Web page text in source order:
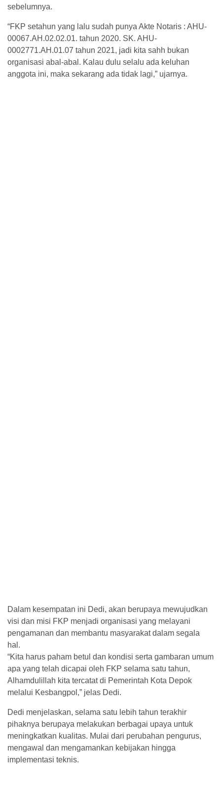
sebelumnya.
“FKP setahun yang lalu sudah punya Akte Notaris : AHU-
00067.AH.02.02.01. tahun 2020. SK. AHU-
0002771.AH.01.07 tahun 2021, jadi kita sahh bukan
organisasi abal-abal. Kalau dulu selalu ada keluhan
anggota ini, maka sekarang ada tidak lagi,” ujarnya.
Dalam kesempatan ini Dedi, akan berupaya mewujudkan
visi dan misi FKP menjadi organisasi yang melayani
pengamanan dan membantu masyarakat dalam segala
hal.
“Kita harus paham betul dan kondisi serta gambaran umum
apa yang telah dicapai oleh FKP selama satu tahun,
Alhamdulillah kita tercatat di Pemerintah Kota Depok
melalui Kesbangpol,” jelas Dedi.
Dedi menjelaskan, selama satu lebih tahun terakhir
pihaknya berupaya melakukan berbagai upaya untuk
meningkatkan kualitas. Mulai dari perubahan pengurus,
mengawal dan mengamankan kebijakan hingga
implementasi teknis.